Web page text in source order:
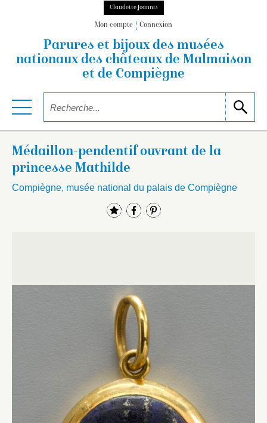
Claudette Joannis
Mon compte Connexion
Parures et bijoux des musées
nationauxdes châteaux de Malmaison
et de Compiègne
Médaillon-pendentif ouvrant de la
princesse Mathilde
Compiègne, musée national du palais de Compiègne